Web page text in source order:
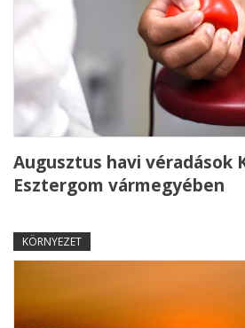
Augusztus havi véradások
Esztergom vármegyében
KÖRNYEZET